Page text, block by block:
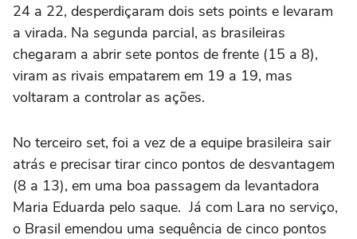
24 a 22, desperdiçaram dois sets points e levaram
a virada. Na segunda parcial, as brasileiras
chegaram a abrir sete pontos de frente (15 a 8),
viram as rivais empatarem em 19 a 19, mas
voltaram a controlar as ações.
No terceiro set, foi a vez de a equipe brasileira sair
atrás e precisar tirar cinco pontos de desvantagem
(8 a 13), em uma boa passagem da levantadora
Maria Eduarda pelo saque. Já com Lara no serviço,
o Brasil emendou uma sequência de cinco pontos